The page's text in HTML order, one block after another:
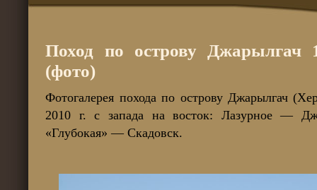
Поход по острову Джарылгач
(фото)
Фотогалерея похода по острову Джарылгач
2010 г. с запада на восток: Лазурное —
«Глубокая» — Скадовск.